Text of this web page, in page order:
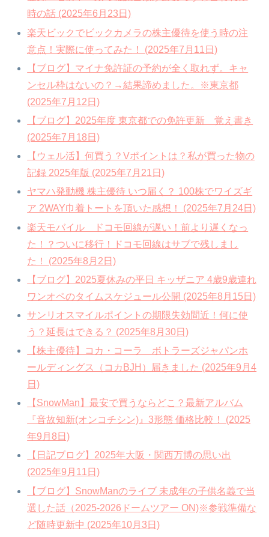
時の話 (2025年6月23日)
楽天ビックでビックカメラの株主優待を使う時の注
意点！実際に使ってみた！ (2025年7月11日)
【ブログ】マイナ免許証の予約が全く取れず。キャ
ンセル枠はないの？→結果諦めました。※東京都
(2025年7月12日)
【ブログ】2025年度 東京都での免許更新 覚え書き
(2025年7月18日)
【ウェル活】何買う？Vポイントは？私が買った物の
記録 2025年版 (2025年7月21日)
ヤマハ発動機 株主優待 いつ届く？ 100株でワイズギ
ア 2WAY巾着トートを頂いた感想！ (2025年7月24日)
楽天モバイル ドコモ回線が遅い！前より遅くなっ
た！？ついに移行！ドコモ回線はサブで残しまし
た！ (2025年8月2日)
【ブログ】2025夏休みの平日 キッザニア 4歳9歳連れ
ワンオペのタイムスケジュール公開 (2025年8月15日)
サンリオスマイルポイントの期限失効間近！何に使
う？延長はできる？ (2025年8月30日)
【株主優待】コカ・コーラ ボトラーズジャパンホ
ールディングス（コカBJH）届きました (2025年9月4
日)
【SnowMan】最安で買うならどこ？最新アルバム
『音故知新(オンコチシン)』3形態 価格比較！ (2025
年9月8日)
【日記ブログ】2025年大阪・関西万博の思い出
(2025年9月11日)
【ブログ】SnowManのライブ 未成年の子供名義で当
選した話（2025-2026ドームツアー ON)※参戦準備な
ど随時更新中 (2025年10月3日)